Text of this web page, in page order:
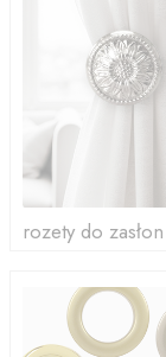
rozety do zasłon